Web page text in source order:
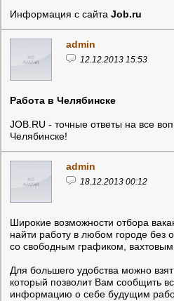
Информация с сайта Job.ru
admin
12.12.2013 15:53
Работа в Челябинске
JOB.RU - точные ответы на все
Челябинске!
admin
18.12.2013 00:12
Широкие возможности отбора
найти работу в любом городе без
со свободным графиком, вахтовым
Для большего удобства можно
который позволит Вам сообщить
информацию о себе будущим